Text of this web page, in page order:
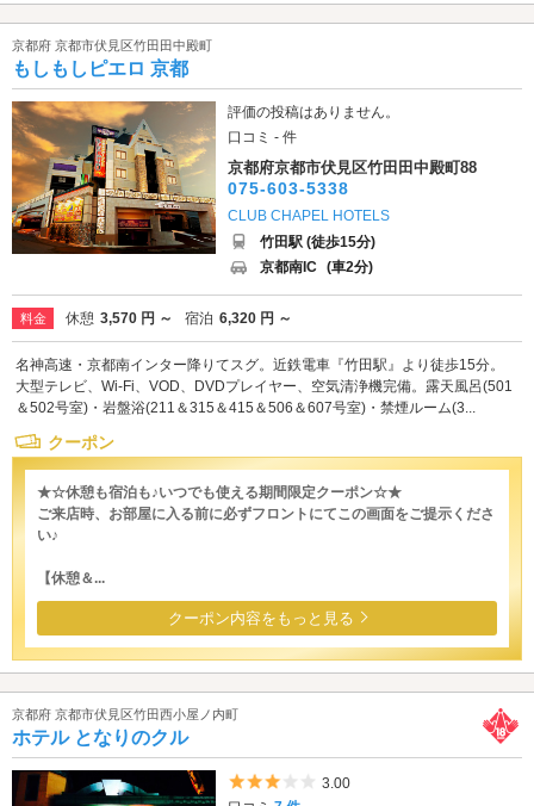
京都府 京都市伏見区竹田田中殿町
もしもしピエロ 京都
評価の投稿はありません。
口コミ - 件
京都府京都市伏見区竹田田中殿町88
075-603-5338
CLUB CHAPEL HOTELS
竹田駅 (徒歩15分)
京都南IC (車2分)
料金 休憩 3,570 円 ～ 宿泊 6,320 円 ～
名神高速・京都南インター降りてスグ。近鉄電車『竹田駅』より徒歩15分。
大型テレビ、Wi-Fi、VOD、DVDプレイヤー、空気清浄機完備。露天風呂(501
＆502号室)・岩盤浴(211＆315＆415＆506＆607号室)・禁煙ルーム(3...
クーポン
★☆休憩も宿泊も♪いつでも使える期間限定クーポン☆★
ご来店時、お部屋に入る前に必ずフロントにてこの画面をご提示くださ
い♪
【休憩＆...
クーポン内容をもっと見る
京都府 京都市伏見区竹田西小屋ノ内町
ホテル となりのクル
5つ星のうち3
3.00